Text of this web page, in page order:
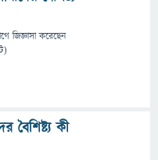
জিজ্ঞাসাকরেছেন
বৈশিষ্ট্য কী